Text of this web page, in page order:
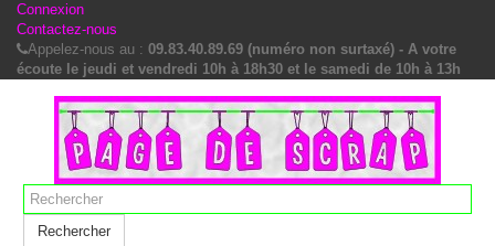
Connexion
Contactez-nous
Appelez-nous au : 09.83.40.89.69 (numéro non surtaxé) - A votre
écoute le jeudi et vendredi 10h à 18h30 et le samedi de 10h à 13h
Rechercher